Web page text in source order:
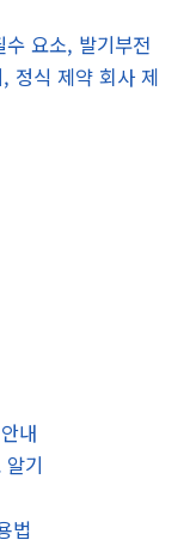
요소, 발기부전
정식 제약 회사 제
내
기
법